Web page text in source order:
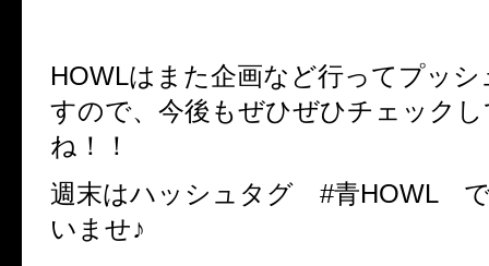
HOWLはまた企画など行ってプッ
すので、今後もぜひぜひチェック
ね！！
週末はハッシュタグ #青HOWL
いませ♪